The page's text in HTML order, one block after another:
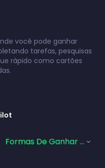
você pode ganhar
tarefas, pesquisas
rápido como cartões
Formas De Ganhar